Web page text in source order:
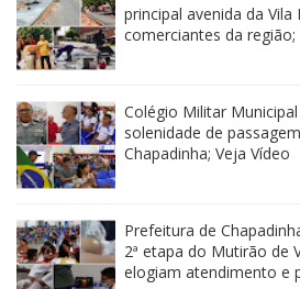
principal avenida da
comerciantes da região;
Colégio Militar
solenidade de
Chapadinha; Veja Vídeo
Prefeitura de
2ª etapa do Mutirão de
elogiam atendimento e